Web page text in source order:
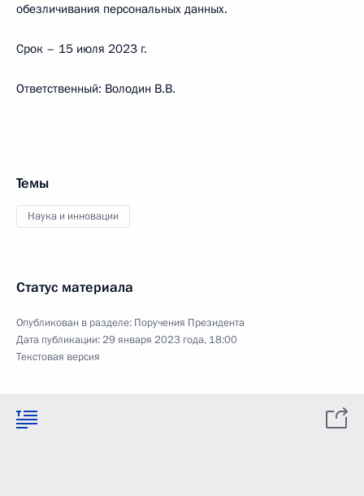
обезличивания персональных данных.
Срок – 15 июля 2023 г.
Ответственный: Володин В.В.
Темы
Наука и инновации
Статус материала
Опубликован в разделе: Поручения Президента
Дата публикации:29 января 2023 года, 18:00
Текстовая версия